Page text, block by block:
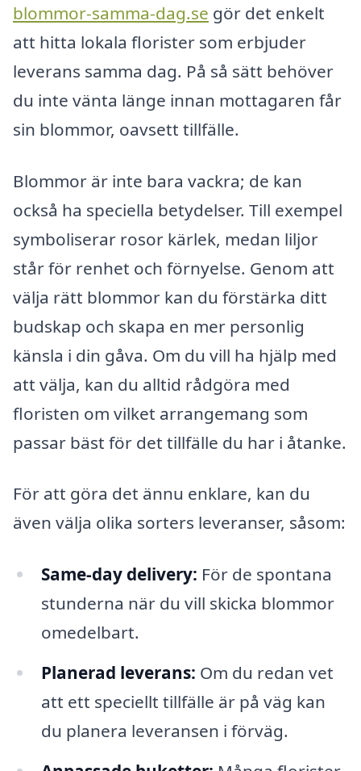
blommor-samma-dag.se gör det enkelt
att hitta lokala florister som erbjuder
leverans samma dag. På så sätt behöver
du inte vänta länge innan mottagaren får
sin blommor, oavsett tillfälle.
Blommor är inte bara vackra; de kan
också ha speciella betydelser. Till exempel
symboliserar rosor kärlek, medan liljor
står för renhet och förnyelse. Genom att
välja rätt blommor kan du förstärka ditt
budskap och skapa en mer personlig
känsla i din gåva. Om du vill ha hjälp med
att välja, kan du alltid rådgöra med
floristen om vilket arrangemang som
passar bäst för det tillfälle du har i åtanke.
För att göra det ännu enklare, kan du
även välja olika sorters leveranser, såsom:
Same-day delivery: För de spontana
stunderna när du vill skicka blommor
omedelbart.
Planerad leverans: Om du redan vet
att ett speciellt tillfälle är på väg kan
du planera leveransen i förväg.